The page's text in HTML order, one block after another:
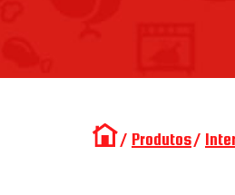
/ Produtos/